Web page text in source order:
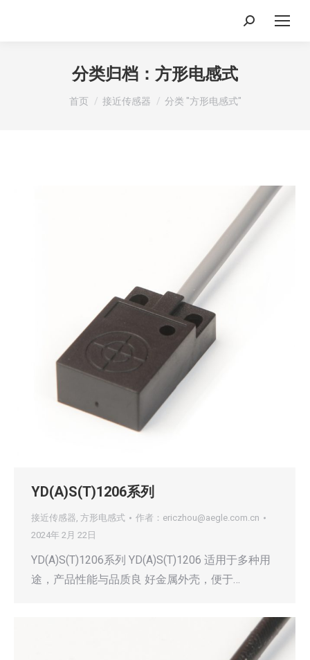
搜
分类归档： 方形电感式
你在这里：
首页 接近传感器 分类 "方形电感式"
YD(A)S(T)1206系列
接近传感器, 方形电感式 作者： ericzhou@aegle.com.cn
2024年 2月 22日
YD(A)S(T)1206系列 YD(A)S(T)1206 适用于多种用
途，产品性能与品质良 好金属外壳，便于…